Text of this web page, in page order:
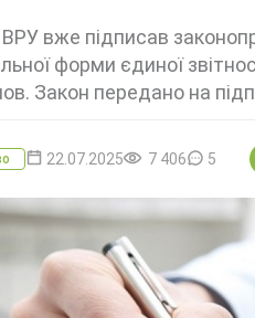
ВРУ вже підписав
форми єдиної
Закон передано на
22.07.2025 7 406 5